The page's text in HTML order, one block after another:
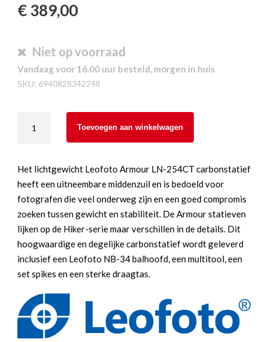
€389,00
Niet op voorraad
Vandaag voor 16.00 uur besteld, morgen in huis
SKU: 6940828342248
Carbon
LN-
254CT
+
NB34
aantal
Toevoegen aan winkelwagen
Het lichtgewicht Leofoto Armour LN-254CT carbonstatief
heeft een uitneembare middenzuil en is bedoeld voor
fotografen die veel onderweg zijn en een goed compromis
zoeken tussen gewicht en stabiliteit. De Armour statieven
lijken op de Hiker-serie maar verschillen in de details. Dit
hoogwaardige en degelijke carbonstatief wordt geleverd
inclusief een Leofoto NB-34 balhoofd, een multitool, een
set spikes en een sterke draagtas.